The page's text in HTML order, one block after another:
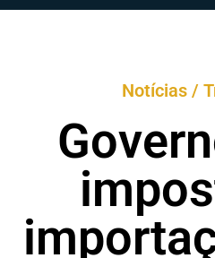
Notícias /